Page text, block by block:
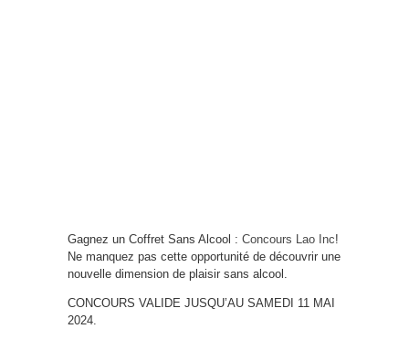
Gagnez un Coffret Sans Alcool : Concours Lao Inc!
Ne manquez pas cette opportunité de découvrir une
nouvelle dimension de plaisir sans alcool.
CONCOURS VALIDE JUSQU’AU SAMEDI 11 MAI
2024.